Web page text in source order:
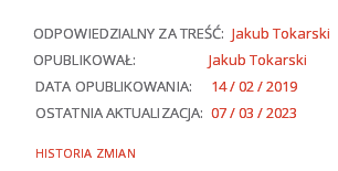
ODPOWIEDZIALNY ZA TREŚĆ: Jakub Tokarski
OPUBLIKOWAŁ:
Jakub Tokarski
DATA OPUBLIKOWANIA:
14 / 02 / 2019
OSTATNIA AKTUALIZACJA: 07 / 03 / 2023
HISTORIA ZMIAN